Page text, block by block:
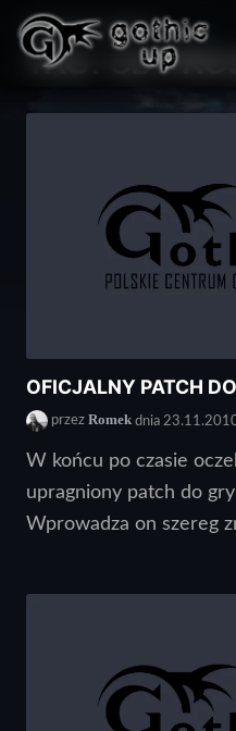
STRONA GŁÓWNA >
TAG: CD
OFICJALNY PATCH
przez Romek dnia
W końcu po czasie
upragniony patch do
Wprowadza on szereg